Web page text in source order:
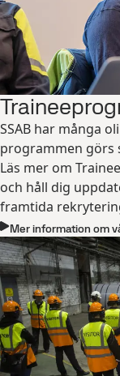
SSAB har många
programmen görs
Läs mer om
och håll dig
framtida
Mer information om